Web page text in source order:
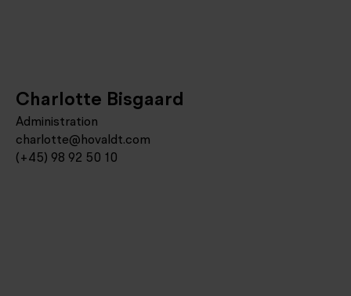
Charlotte Bisgaard
Administration
charlotte@hovaldt.com
(+45) 98 92 50 10